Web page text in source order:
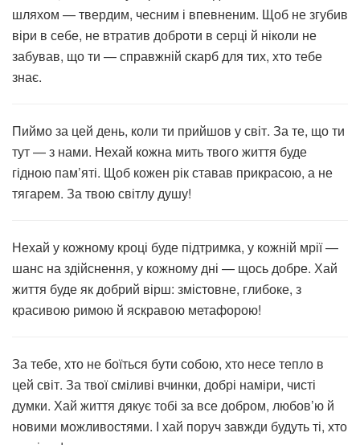
шляхом — твердим, чесним і впевненим. Щоб не згубив
віри в себе, не втратив доброти в серці й ніколи не
забував, що ти — справжній скарб для тих, хто тебе
знає.
Пиймо за цей день, коли ти прийшов у світ. За те, що ти
тут — з нами. Нехай кожна мить твого життя буде
гідною пам’яті. Щоб кожен рік ставав прикрасою, а не
тягарем. За твою світлу душу!
Нехай у кожному кроці буде підтримка, у кожній мрії —
шанс на здійснення, у кожному дні — щось добре. Хай
життя буде як добрий вірш: змістовне, глибоке, з
красивою римою й яскравою метафорою!
За тебе, хто не боїться бути собою, хто несе тепло в
цей світ. За твої сміливі вчинки, добрі наміри, чисті
думки. Хай життя дякує тобі за все добром, любов’ю й
новими можливостями. І хай поруч завжди будуть ті, хто